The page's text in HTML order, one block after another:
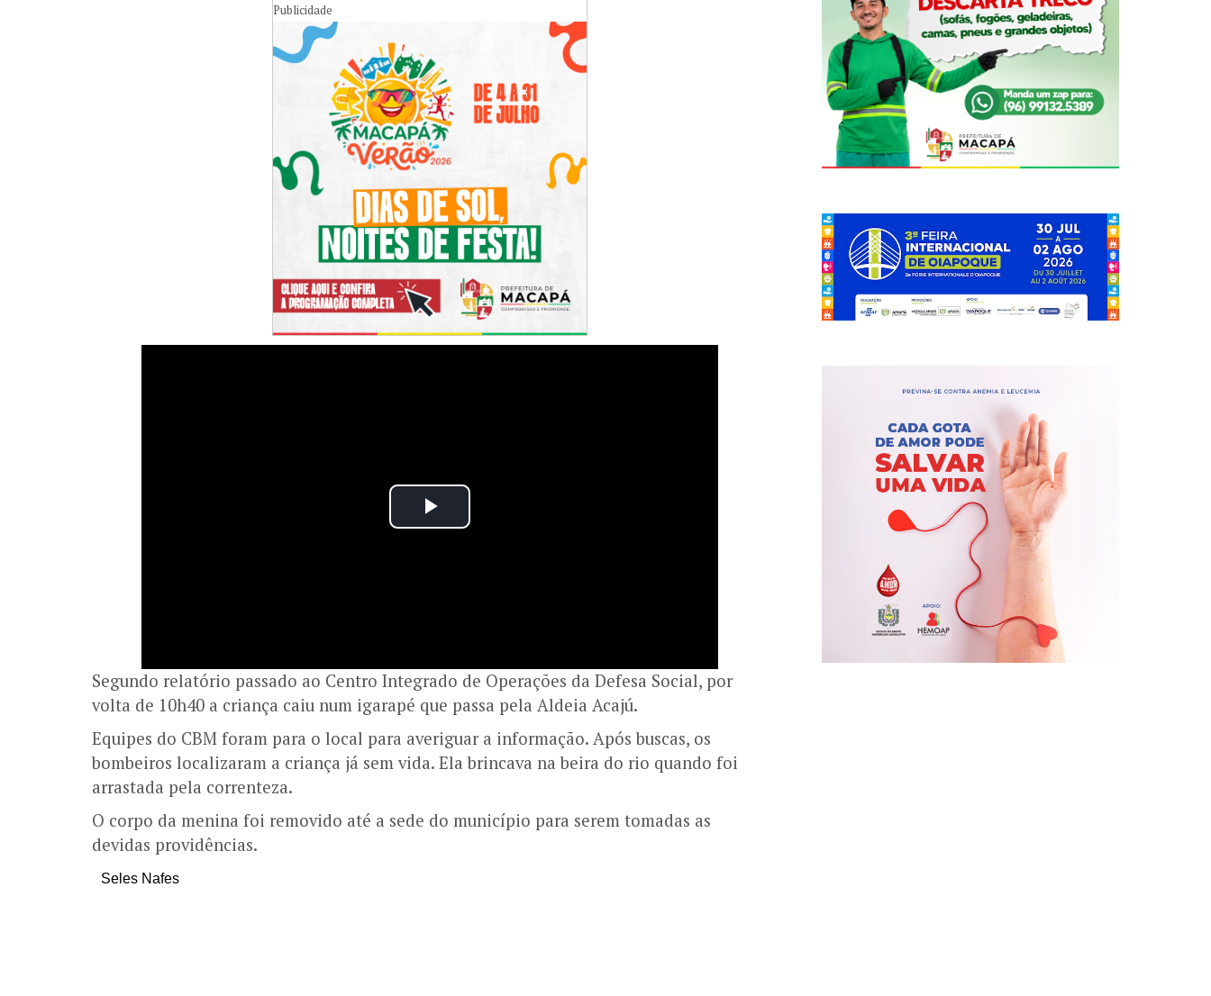
Publicidade
Segundo relatório passado ao Centro Integrado de Operações da Defesa Social, por
volta de 10h40 a criança caiu num igarapé que passa pela Aldeia Acajú.
Equipes do CBM foram para o local para averiguar a informação. Após buscas, os
bombeiros localizaram a criança já sem vida. Ela brincava na beira do rio quando foi
arrastada pela correnteza.
O corpo da menina foi removido até a sede do município para serem tomadas as
devidas providências.
Seles Nafes